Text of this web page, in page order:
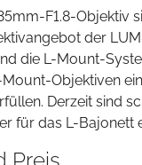
F1.8-Objektiv
der
die L-Mount-
Objektiven
Derzeit sind
für das L-Bajonett